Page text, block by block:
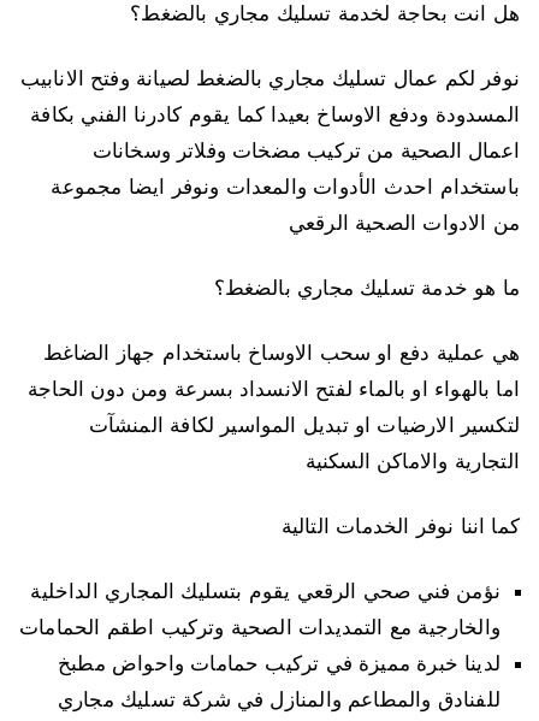
هل انت بحاجة لخدمة تسليك مجاري بالضغط؟
نوفر لكم عمال تسليك مجاري بالضغط لصيانة وفتح الانابيب
المسدودة ودفع الاوساخ بعيدا كما يقوم كادرنا الفني بكافة
اعمال الصحية من تركيب مضخات وفلاتر وسخانات
باستخدام احدث الأدوات والمعدات ونوفر ايضا مجموعة
من الادوات الصحية الرقعي
ما هو خدمة تسليك مجاري بالضغط؟
هي عملية دفع او سحب الاوساخ باستخدام جهاز الضاغط
اما بالهواء او بالماء لفتح الانسداد بسرعة ومن دون الحاجة
لتكسير الارضيات او تبديل المواسير لكافة المنشآت
التجارية والاماكن السكنية
كما اننا نوفر الخدمات التالية
نؤمن فني صحي الرقعي يقوم بتسليك المجاري الداخلية
والخارجية مع التمديدات الصحية وتركيب اطقم الحمامات
لدينا خبرة مميزة في تركيب حمامات واحواض مطبخ
للفنادق والمطاعم والمنازل في شركة تسليك مجاري